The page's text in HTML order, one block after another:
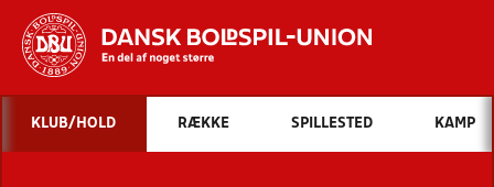
Hvad vil du søge efter?
INDHOLD OG NYHEDER
KLUB/HOLD RÆKKE SPILLESTED KAMP